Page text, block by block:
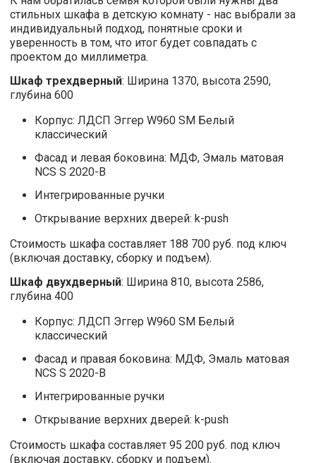
стильных шкафа в детскую комнату - нас выбрали за
индивидуальный подход, понятные сроки и
уверенность в том, что итог будет совпадать с
проектом до миллиметра.
Шкаф трехдверный: Ширина 1370, высота 2590,
глубина 600
Корпус: ЛДСП Эггер W960 SM Белый
классический
Фасад и левая боковина: МДФ, Эмаль матовая
NCS S 2020-B
Интегрированные ручки
Открывание верхних дверей: k-push
Стоимость шкафа составляет 188 700 руб. под ключ
(включая доставку, сборку и подъем).
Шкаф двухдверный: Ширина 810, высота 2586,
глубина 400
Корпус: ЛДСП Эггер W960 SM Белый
классический
Фасад и правая боковина: МДФ, Эмаль матовая
NCS S 2020-B
Интегрированные ручки
Открывание верхних дверей: k-push
Стоимость шкафа составляет 95 200 руб. под ключ
(включая доставку, сборку и подъем).